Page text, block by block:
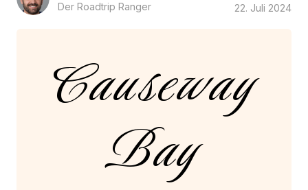
Der Roadtrip Ranger
22. Juli 2024
Causeway
Bay